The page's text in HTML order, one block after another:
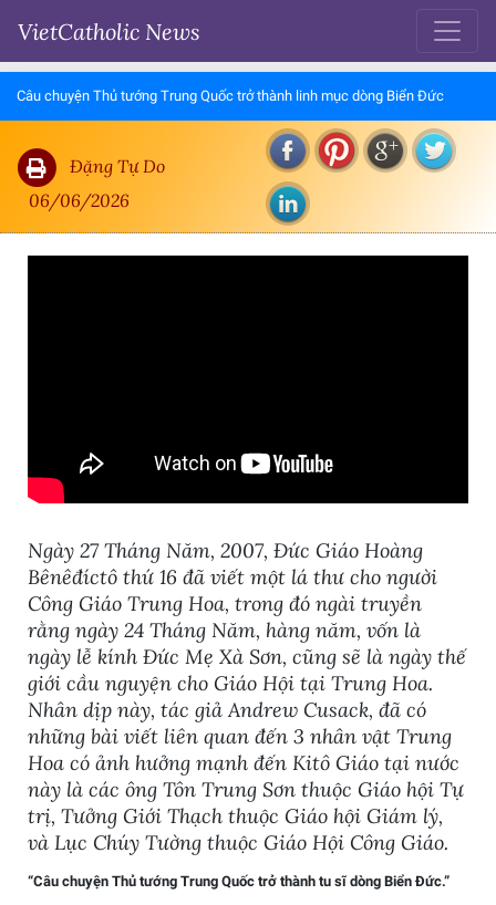
VietCatholic News
Câu chuyện Thủ tướng Trung Quốc trở thành linh mục dòng Biển Đức
Đặng Tự Do
06/06/2026
Ngày 27 Tháng Năm, 2007, Đức Giáo Hoàng
Bênêđíctô thứ 16 đã viết một lá thư cho người
Công Giáo Trung Hoa, trong đó ngài truyền
rằng ngày 24 Tháng Năm, hàng năm, vốn là
ngày lễ kính Đức Mẹ Xà Sơn, cũng sẽ là ngày thế
giới cầu nguyện cho Giáo Hội tại Trung Hoa.
Nhân dịp này, tác giả Andrew Cusack, đã có
những bài viết liên quan đến 3 nhân vật Trung
Hoa có ảnh hưởng mạnh đến Kitô Giáo tại nước
này là các ông Tôn Trung Sơn thuộc Giáo hội Tự
trị, Tưởng Giới Thạch thuộc Giáo hội Giám lý,
và Lục Chúy Tường thuộc Giáo Hội Công Giáo.
“Câu chuyện Thủ tướng Trung Quốc trở thành tu sĩ dòng Biển Đức.”